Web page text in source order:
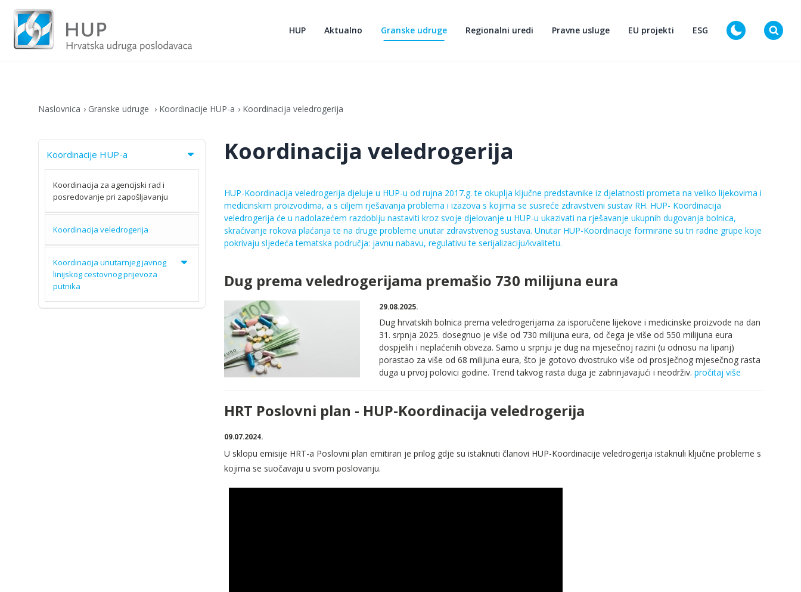
HUP Aktualno Granske udruge Regionalni uredi Pravne usluge EU projekti ESG D
Naslovnica Granske udruge Koordinacije HUP-a Koordinacija veledrogerija
Koordinacije HUP-a
Koordinacija za agencijski rad i
posredovanje pri zapošljavanju
Koordinacija veledrogerija
Koordinacija unutarnjeg javnog
linijskog cestovnog prijevoza
putnika
Koordinacija veledrogerija
HUP-Koordinacija veledrogerija djeluje u HUP-u od rujna 2017.g. te okuplja ključne predstavnike iz djelatnosti prometa na veliko lijekovima i
medicinskim proizvodima, a s ciljem rješavanja problema i izazova s kojima se susreće zdravstveni sustav RH. HUP- Koordinacija
veledrogerija će u nadolazećem razdoblju nastaviti kroz svoje djelovanje u HUP-u ukazivati na rješavanje ukupnih dugovanja bolnica,
skraćivanje rokova plaćanja te na druge probleme unutar zdravstvenog sustava. Unutar HUP-Koordinacije formirane su tri radne grupe koje
pokrivaju sljedeća tematska područja: javnu nabavu, regulativu te serijalizaciju/kvalitetu.
Dug prema veledrogerijama premašio 730 milijuna eura
29.08.2025.
Dug hrvatskih bolnica prema veledrogerijama za isporučene lijekove i medicinske proizvode na dan
31. srpnja 2025. dosegnuo je više od 730 milijuna eura, od čega je više od 550 milijuna eura
dospjelih i neplaćenih obveza. Samo u srpnju je dug na mjesečnoj razini (u odnosu na lipanj)
porastao za više od 68 milijuna eura, što je gotovo dvostruko više od prosječnog mjesečnog rasta
duga u prvoj polovici godine. Trend takvog rasta duga je zabrinjavajući i neodrživ. pročitaj više
HRT Poslovni plan - HUP-Koordinacija veledrogerija
09.07.2024.
U sklopu emisije HRT-a Poslovni plan emitiran je prilog gdje su istaknuti članovi HUP-Koordinacije veledrogerija istaknuli ključne probleme s
kojima se suočavaju u svom poslovanju.